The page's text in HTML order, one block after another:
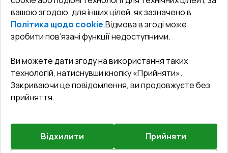
Адреса гіпермаркета
Як правильно заміряти вікна
Повернення товару
Договір публічної оферти
Офіс:Україна, м. Вінниця, вул. Келецька 60 кв. 61
undefined(undefined)
©2026 Всі права захищені.
вашою згодою, для інших цілей, як зазначено в
Політика щодо cookie.Відмова в згоді може
зробити пов’язані функції недоступними.
Ви можете дати згоду на використання таких
технологій, натиснувши кнопку «Прийняти».
Закриваючи це повідомлення, ви продовжуєте без
прийняття.
Відхилити Прийняти